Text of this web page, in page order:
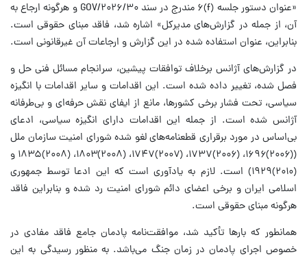
«عنوان دستور جلسه (f)۶ مندرج در سند GOV/۲۰۲۶/۳۰ و هرگونه ارجاع به
آن، از جمله در گزارش‌های مدیرکل» اشاره شد، فاقد مبنای حقوقی است.
بنابراین، عنوان استفاده‌ شده در این گزارش و ارجاعات آن غیرقانونی است.
در گزارش‌های آژانس برخلاف توافقات پیشین، سرانجام مسائل فنی حل و
فصل ‌شده، تغییر داده شده است. این اقدامات و سایر اقدامات با انگیزه
سیاسی، تحت فشار برخی کشورها، مانع از ایفای نقش حرفه‌ای و بی‌طرفانه
آژانس شده است. از جمله این اقدامات دارای انگیزه سیاسی، ادعای
بی‌اساس در مورد برقراری قطعنامه‌های لغو شده شورای امنیت سازمان ملل
((۲۰۰۶)۱۶۹۶، (۲۰۰۶)۱۷۳۷، (۲۰۰۷)۱۷۴۷، (۲۰۰۸)۱۸۰۳، (۲۰۰۸)۱۸۳۵ و
(۲۰۱۰)۱۹۲۹) است. لازم به یادآوری است که این ادعا توسط جمهوری
اسلامی ایران و برخی اعضای دائم شورای امنیت رد شده و بنابراین فاقد
هرگونه مبنای حقوقی است.
همانطور که بارها تأکید شد، موافقت‌نامه پادمان جامع فاقد مفادی در
خصوص اجرای پادمان‌ در زمان جنگ می‌باشد. به منظور رسیدگی به این